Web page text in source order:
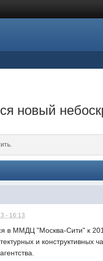
новый
- 16:13
в ММДЦ "Москва-Сити" к
и